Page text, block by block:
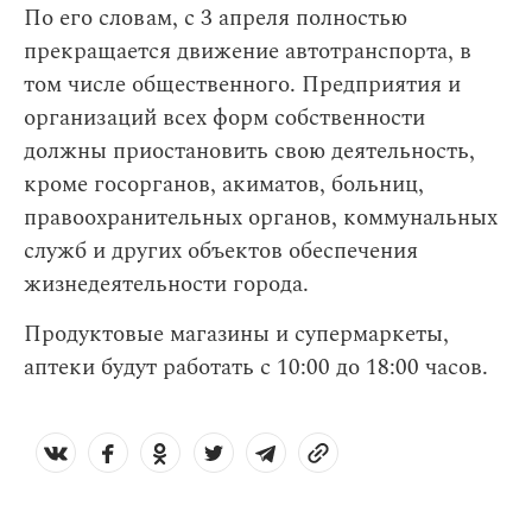
По его словам, с 3 апреля полностью
прекращается движение автотранспорта, в
том числе общественного. Предприятия и
организаций всех форм собственности
должны приостановить свою деятельность,
кроме госорганов, акиматов, больниц,
правоохранительных органов, коммунальных
служб и других объектов обеспечения
жизнедеятельности города.
Продуктовые магазины и супермаркеты,
аптеки будут работать с 10:00 до 18:00 часов.